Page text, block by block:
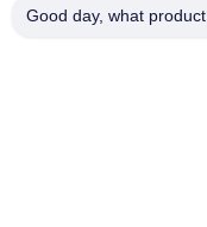
Qualitätskontrolle
Good day, what